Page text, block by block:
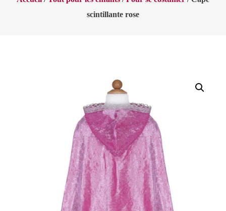
scintillante rose